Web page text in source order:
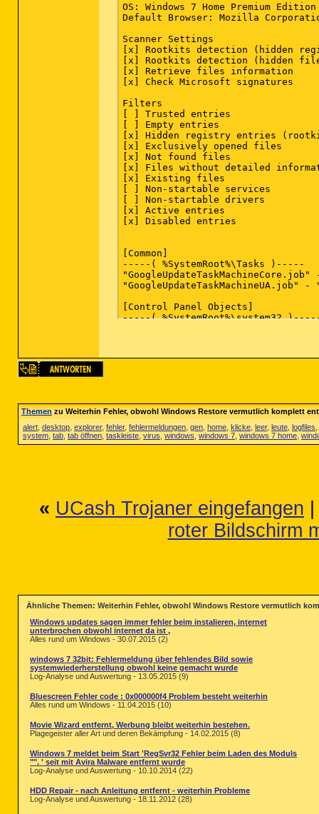
Themenzu Weiterhin Fehler, obwohl Windows Restore vermutlich komplett
alert desktop explorer, fehler, fehlermeldungen gen home klicke leer, leute logfiles
system tab tab öffnen taskleiste virus windows windows 7 windows 7 home
« UCash Trojaner eingefangen
roter Bildschirm
Ähnliche Themen: Weiterhin Fehler, obwohl Windows Restore vermutlich
Windows updates sagen immer fehler beim instalieren, internet
unterbrochen obwohl internet da ist ,
Alles rund um Windows - 30.07.2015 (2)
windows 7 32bit: Fehlermeldung über fehlendes Bild sowie
systemwiederherstellung obwohl keine gemacht wurde
Log-Analyse und Auswertung - 13.05.2015 (9)
Bluescreen Fehler code : 0x000000f4 Problem besteht weiterhin
Alles rund um Windows - 11.04.2015 (10)
Movie Wizard entfernt, Werbung bleibt weiterhin bestehen.
Plagegeister aller Art und deren Bekämpfung - 14.02.2015 (8)
Windows 7 meldet beim Start 'RegSvr32 Fehler beim Laden des Moduls
"". ' seit mit Avira Malware entfernt wurde
Log-Analyse und Auswertung - 10.10.2014 (22)
HDD Repair - nach Anleitung entfernt - weiterhin Probleme
Log-Analyse und Auswertung - 18.11.2012 (28)